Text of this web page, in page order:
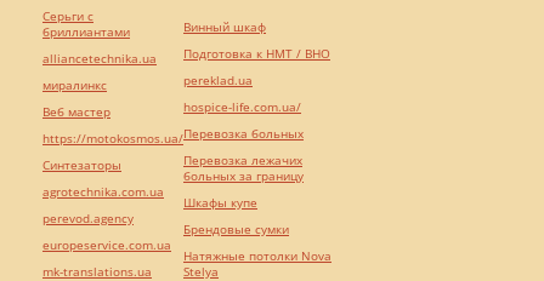
Серьги с
бриллиантами
alliancetechnika.ua
миралинкс
Веб мастер
https://motokosmos.ua/
Синтезаторы
agrotechnika.com.ua
perevod.agency
europeservice.com.ua
mk-translations.ua
Винный шкаф
Подготовка к НМТ / ВНО
pereklad.ua
hospice-life.com.ua/
Перевозка больных
Перевозка лежачих
больных за границу
Шкафы купе
Брендовые сумки
Натяжные потолки Nova
Stelya